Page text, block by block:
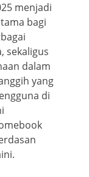
menjadi
bagi
sekaligus
dalam
yang
di